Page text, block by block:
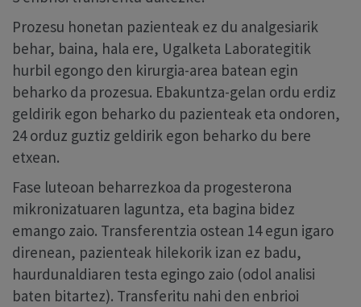
Prozesu honetan pazienteak ez du analgesiarik
behar, baina, hala ere, Ugalketa Laborategitik
hurbil egongo den kirurgia-area batean egin
beharko da prozesua. Ebakuntza-gelan ordu erdiz
geldirik egon beharko du pazienteak eta ondoren,
24 orduz guztiz geldirik egon beharko du bere
etxean.
Fase luteoan beharrezkoa da progesterona
mikronizatuaren laguntza, eta bagina bidez
emango zaio. Transferentzia ostean 14 egun igaro
direnean, pazienteak hilekorik izan ez badu,
haurdunaldiaren testa egingo zaio (odol analisi
baten bitartez). Transferitu nahi den enbrioi